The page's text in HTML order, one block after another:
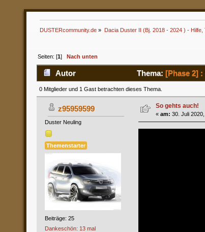
DUSTERcommunity.de » Dacia Duster II (Bj. 2018 - 2024 ) -
Seiten: [1] Nach unten
Autor Thema: [Phase 2] :
0 Mitglieder und 1 Gast betrachten dieses Thema.
z95959599
Duster Neuling
Themenstarter
Beiträge: 25
Dankeschön: 13 mal
So gehts auch!
« am: 30. Juli